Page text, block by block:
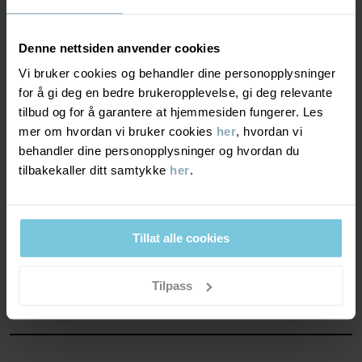
Denne nettsiden anvender cookies
Vi bruker cookies og behandler dine personopplysninger
for å gi deg en bedre brukeropplevelse, gi deg relevante
tilbud og for å garantere at hjemmesiden fungerer. Les
mer om hvordan vi bruker cookies her, hvordan vi
behandler dine personopplysninger og hvordan du
tilbakekaller ditt samtykke her.
Tillat alle cookies
Tilpass
vintervær.
VINDTETTHET3/6
Vindtette egenskaper
Lett vindbeskyttelse. Plagget stenger ute sterk vind.
MATERIALE & PLEIERÅD
Materiale
BÆREKRAFT